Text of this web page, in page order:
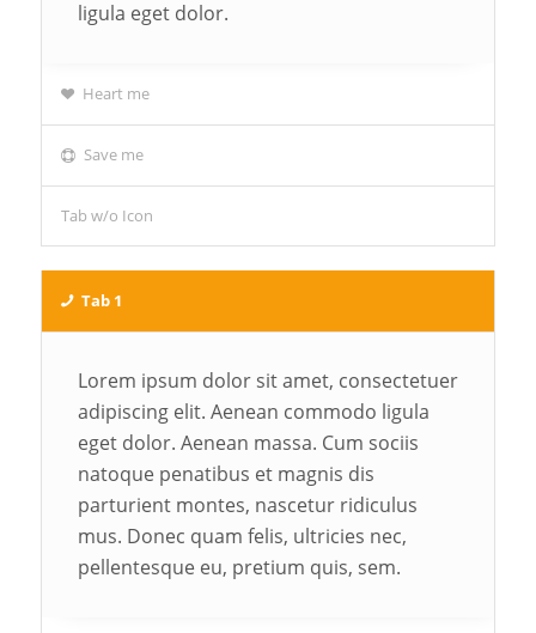
ligula eget dolor.
Heart me
Save me
Tab w/o Icon
Tab 1
Lorem ipsum dolor sit amet, consectetuer
adipiscing elit. Aenean commodo ligula
eget dolor. Aenean massa. Cum sociis
natoque penatibus et magnis dis
parturient montes, nascetur ridiculus
mus. Donec quam felis, ultricies nec,
pellentesque eu, pretium quis, sem.